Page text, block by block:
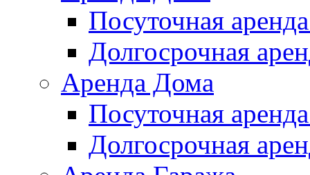
Посуточная
Долгосрочная
Аренда Дома
Посуточная
Долгосрочная